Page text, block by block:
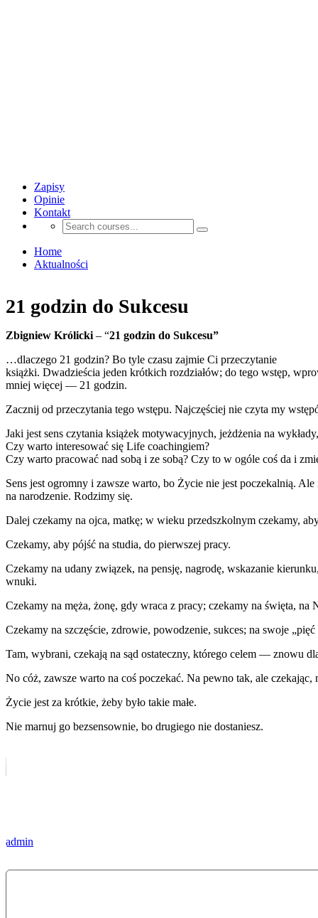
Zapisy
Opinie
Kontakt
Home
Aktualności
21 godzin do Sukcesu
Zbigniew Królicki – “21 godzin do Sukcesu”
…dlaczego 21 godzin? Bo tyle czasu zajmie Ci przeczytanie
książki. Dwadzieścia jeden krótkich rozdziałów; do tego wstęp,
mniej więcej — 21 godzin.
Zacznij od przeczytania tego wstępu. Najczęściej nie czyta my
Jaki jest sens czytania książek motywacyjnych, jeżdżenia na
Czy warto interesować się Life coachingiem?
Czy warto pracować nad sobą i ze sobą? Czy to w ogóle coś da i
Sens jest ogromny i zawsze warto, bo Życie nie jest poczekalnią.
na narodzenie. Rodzimy się.
Dalej czekamy na ojca, matkę; w wieku przedszkolnym czekamy,
Czekamy, aby pójść na studia, do pierwszej pracy.
Czekamy na udany związek, na pensję, nagrodę, wskazanie
wnuki.
Czekamy na męża, żonę, gdy wraca z pracy; czekamy na święta, na
Czekamy na szczęście, zdrowie, powodzenie, sukces; na swoje
Tam, wybrani, czekają na sąd ostateczny, którego celem — znowu
No cóż, zawsze warto na coś poczekać. Na pewno tak, ale
Życie jest za krótkie, żeby było takie małe.
Nie marnuj go bezsensownie, bo drugiego nie dostaniesz.
admin